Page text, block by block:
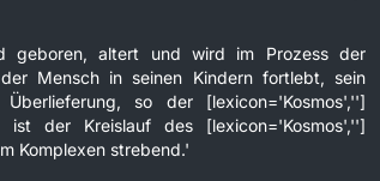
geboren, altert und wird im Prozess der
Mensch in seinen Kindern fortlebt, sein
so der [lexicon='Kosmos','']
der Kreislauf des [lexicon='Kosmos','']
Komplexen strebend.'